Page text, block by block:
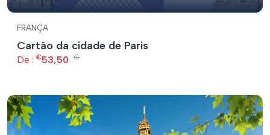
FRANÇA
Cartão da cidade de Paris
De : €53,50 €